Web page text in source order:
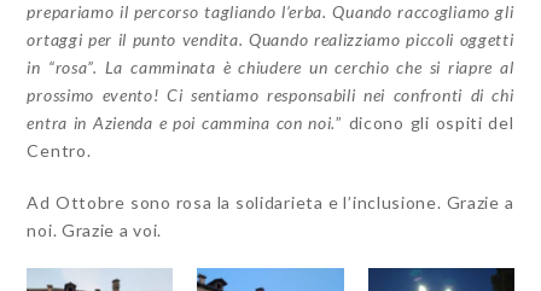
prepariamo il percorso tagliando l’erba. Quando raccogliamo gli
ortaggi per il punto vendita. Quando realizziamo piccoli oggetti
in “rosa”. La camminata è chiudere un cerchio che si riapre al
prossimo evento! Ci sentiamo responsabili nei confronti di chi
entra in Azienda e poi cammina con noi.” dicono gli ospiti del
Centro.
Ad Ottobre sono rosa la solidarieta e l’inclusione. Grazie a
noi. Grazie a voi.